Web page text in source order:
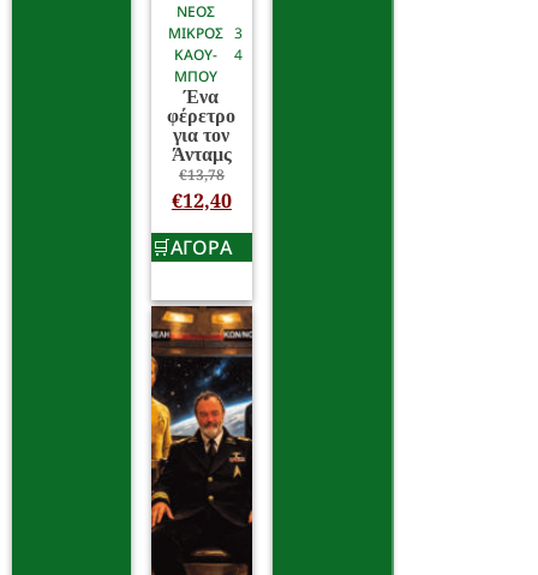
ΝΕΟΣ
ΜΙΚΡΟΣ
ΚΑΟΥ-
ΜΠΟΥ
3
4
Ένα
φέρετρο
για τον
Άνταμς
€13,78
€12,40
ΑΓΟΡΑ